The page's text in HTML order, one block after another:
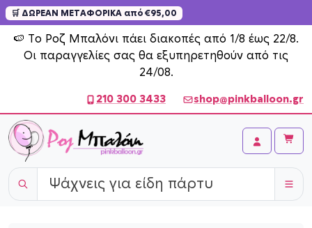
🛒 ΔΩΡΕΑΝ ΜΕΤΑΦΟΡΙΚΑ από €95,00
🍉 Το Ροζ Μπαλόνι πάει διακοπές από 1/8 έως 22/8.
Οι παραγγελίες σας θα εξυπηρετηθούν από τις
24/08.
Skip to content
210 300 3433 shop@pinkballoon.gr
Account
Cart